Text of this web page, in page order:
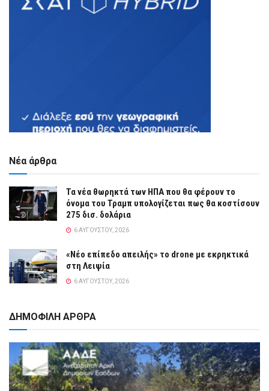
Νέα άρθρα
Τα νέα θωρηκτά των ΗΠΑ που θα φέρουν το
όνομα του Τραμπ υπολογίζεται πως θα κοστίσουν
275 δισ. δολάρια
6 ΑΥΓΟΎΣΤΟΥ, 2026
«Νέο επίπεδο απειλής» το drone με εκρηκτικά
στη Λειψία
6 ΑΥΓΟΎΣΤΟΥ, 2026
ΔΗΜΟΦΙΛΗ ΑΡΘΡΑ